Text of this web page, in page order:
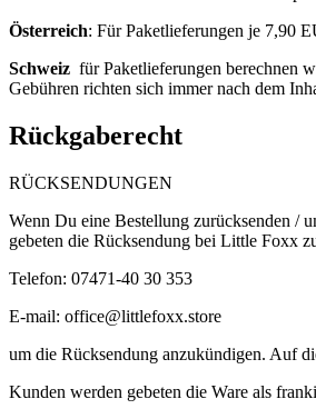
Österreich: Für Paketlieferungen je 7,90
Schweiz für Paketlieferungen berechnen
Gebühren richten sich immer nach dem
Rückgaberecht
RÜCKSENDUNGEN
Wenn Du eine Bestellung zurücksenden /
gebeten die Rücksendung bei Little Foxx
Telefon: 07471-40 30 353
E-mail: office@littlefoxx.store
um die Rücksendung anzukündigen. Auf
Kunden werden gebeten die Ware als